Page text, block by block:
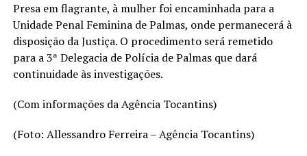
Presa em flagrante, à mulher foi encaminhada para a
Unidade Penal Feminina de Palmas, onde permanecerá à
disposição da Justiça. O procedimento será remetido
para a 3ª Delegacia de Polícia de Palmas que dará
continuidade às investigações.
(Com informações da Agência Tocantins)
(Foto: Allessandro Ferreira – Agência Tocantins)